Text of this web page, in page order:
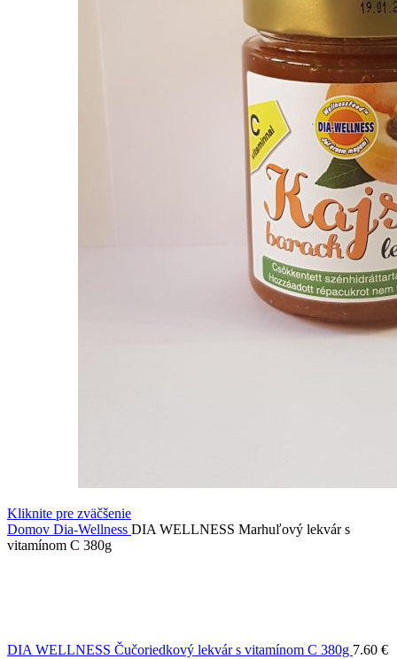
Kliknite pre zväčšenie
Domov Dia-Wellness DIA WELLNESS Marhuľový lekvár s
vitamínom C 380g
DIA WELLNESS Čučoriedkový lekvár s vitamínom C 380g 7.60 €